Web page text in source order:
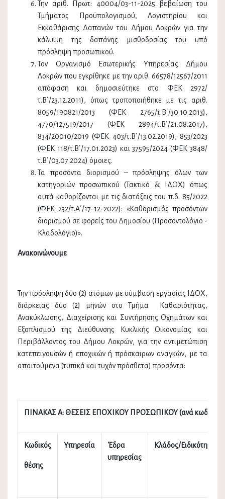
Την αριθ. Πρωτ: 40004/03-11-2025 βεβαίωση του
Τμήματος Προϋπολογισμού, Λογιστηρίου και
Εκκαθάρισης Δαπανών του Δήμου Λοκρών για την
κάλυψη της δαπάνης μισθοδοσίας του υπό
πρόσληψη προσωπικού.
Τον Οργανισμό Εσωτερικής Υπηρεσίας Δήμου
Λοκρών που εγκρίθηκε με την αριθ. 66578/12567/2011
απόφαση και δημοσιεύτηκε στο ΦΕΚ 2972/
τ.Β΄/23.12.2011), όπως τροποποιήθηκε με τις αριθ.
8059/190821/2013 (ΦΕΚ 2765/τ.Β΄/30.10.2013),
4770/127519/2017 (ΦΕΚ 2894/τ.Β΄/21.08.2017),
834/20010/2019 (ΦΕΚ 403/τ.Β΄/13.02.2019), 853/2023
(ΦΕΚ 118/τ.Β΄/17.01.2023) και 37595/2024 (ΦΕΚ 3848/
τ.Β΄/03.07.2024) όμοιες.
Τα προσόντα διορισμού – πρόσληψης όλων των
κατηγοριών προσωπικού (Τακτικό & ΙΔΟΧ) όπως
αυτά καθορίζονται με τις διατάξεις του π.δ. 85/2022
(ΦΕΚ 232/τ.Α΄/17-12-2022): «Καθορισμός προσόντων
διορισμού σε φορείς του Δημοσίου (Προσοντολόγιο -
Κλαδολόγιο)».
Ανακοινώνουμε
Την πρόσληψη δύο (2) ατόμων με σύμβαση εργασίας ΙΔΟΧ,
διάρκειας δύο (2) μηνών στο Τμήμα Καθαριότητας,
Ανακύκλωσης, Διαχείρισης και Συντήρησης Οχημάτων και
Εξοπλισμού της Διεύθυνσης Κυκλικής Οικονομίας και
Περιβάλλοντος του Δήμου Λοκρών, για την αντιμετώπιση
κατεπειγουσών ή εποχικών ή πρόσκαιρων αναγκών, με τα
απαιτούμενα (τυπικά και τυχόν πρόσθετα) προσόντα:
ΠΙΝΑΚΑΣ Α: ΘΕΣΕΙΣ ΕΠΟΧΙΚΟΥ ΠΡΟΣΩΠΙΚΟΥ (ανά κωδικό
Κωδικός
θέσης
Υπηρεσία
Έδρα
υπηρεσίας
Κλάδος/Ειδικότητα